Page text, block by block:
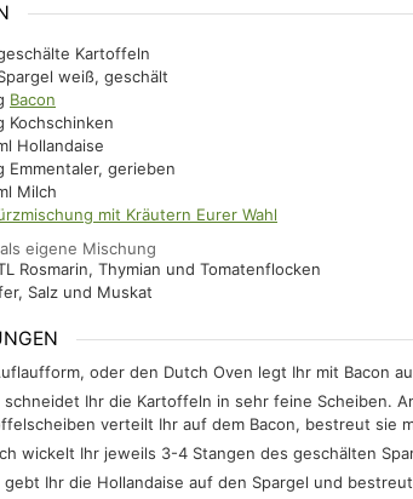
Kartoffeln
weiß, geschält
Bacon
Kochschinken
Hollandaise
Emmentaler, gerieben
Milch
mit Kräutern Eurer Wahl
eigene Mischung
Rosmarin, Thymian und Tomatenflocken
Salz und Muskat
oder den Dutch Oven legt Ihr mit Bacon
schneidet Ihr die Kartoffeln in sehr feine Scheiben.
verteilt Ihr auf dem Bacon, bestreut sie
wickelt Ihr jeweils 3-4 Stangen des geschälten
Ihr die Hollandaise auf den Spargel und